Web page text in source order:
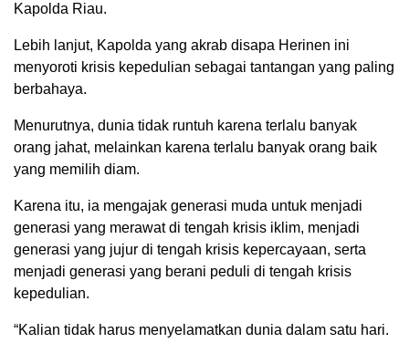
Kapolda Riau.
Lebih lanjut, Kapolda yang akrab disapa Herinen ini
menyoroti krisis kepedulian sebagai tantangan yang paling
berbahaya.
Menurutnya, dunia tidak runtuh karena terlalu banyak
orang jahat, melainkan karena terlalu banyak orang baik
yang memilih diam.
Karena itu, ia mengajak generasi muda untuk menjadi
generasi yang merawat di tengah krisis iklim, menjadi
generasi yang jujur di tengah krisis kepercayaan, serta
menjadi generasi yang berani peduli di tengah krisis
kepedulian.
“Kalian tidak harus menyelamatkan dunia dalam satu hari.